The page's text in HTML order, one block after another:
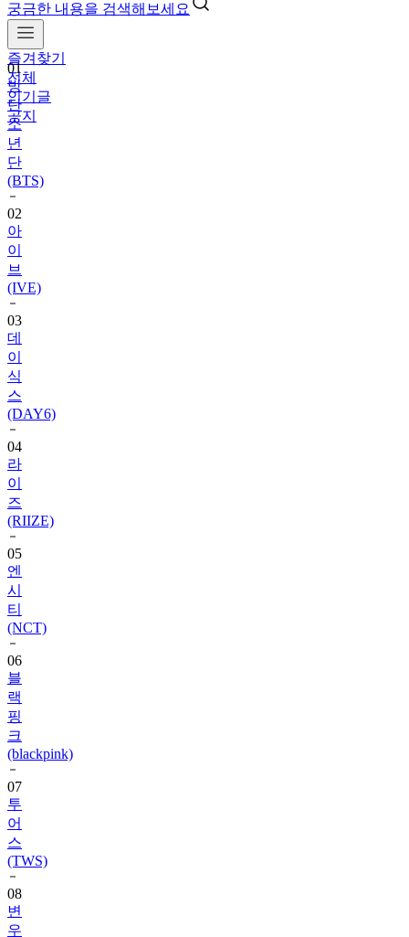
궁금한 내용을 검색해보세요
즐겨찾기
전체
인기글
공지
01
방
탄
소
년
단
(BTS)
02
아
이
브
(IVE)
03
데
이
식
스
(DAY6)
04
라
이
즈
(RIIZE)
05
엔
시
티
(NCT)
06
블
랙
핑
크
(blackpink)
07
투
어
스
(TWS)
08
변
우